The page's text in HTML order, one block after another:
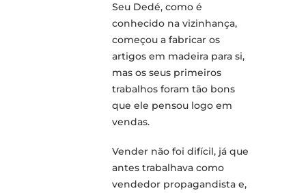
Seu Dedé, como é
conhecido na vizinhança,
começou a fabricar os
artigos em madeira para si,
mas os seus primeiros
trabalhos foram tão bons
que ele pensou logo em
vendas.
Vender não foi difícil, já que
antes trabalhava como
vendedor propagandista e,